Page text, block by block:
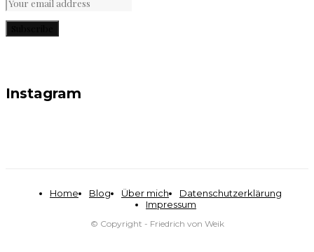
Instagram
Home Blog Über mich
Datenschutzerklärung
Impressum
© Copyright - Friedrich von Weik